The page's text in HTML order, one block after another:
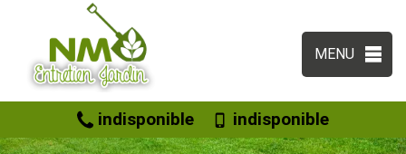
MENU
indisponible indisponible